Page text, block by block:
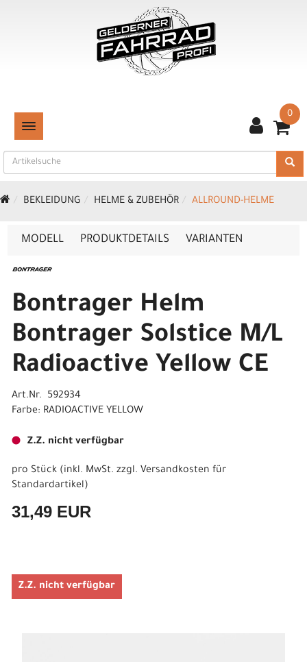
TOGGLE NAVIGATION
0
BEKLEIDUNG HELME & ZUBEHÖR ALLROUND-HELME
MODELL PRODUKTDETAILS VARIANTEN
Bontrager Helm
Bontrager Solstice M/L
Radioactive Yellow CE
Art.Nr. 592934
Farbe: RADIOACTIVE YELLOW
Z.Z. nicht verfügbar
pro Stück (inkl. MwSt. zzgl. Versandkosten für
Standardartikel)
31,49 EUR
Z.Z. nicht verfügbar